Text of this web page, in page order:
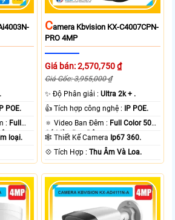
IP POE.
🔅 Khoảng Cách Ban Đêm : Full
loại.
CAmera Kbvision KX-C4007CPN-
PRO 4MP
Giá bán: 2,570,750 ₫
Giá Gốc: 3,955,000 ₫
✨ Độ Phân giải :Ultra 2k + .
👍 Tích hợp công nghệ :
IP POE.
🔅 Video Ban Đêm : Full Color 50m
Có Màu Ban Ðêm.
🕸️ Thiết Kế Camera Ip67 360.
️💠 Tích Hợp :Thu Âm Và Loa.